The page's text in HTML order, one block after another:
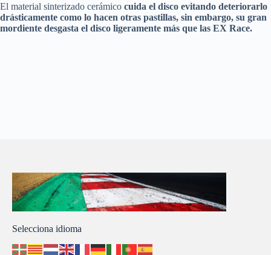
El material sinterizado cerámico cuida el disco evitando deteriorarlo
drásticamente como lo hacen otras pastillas, sin embargo, su gran
mordiente desgasta el disco ligeramente más que las EX Race.
Selecciona idioma